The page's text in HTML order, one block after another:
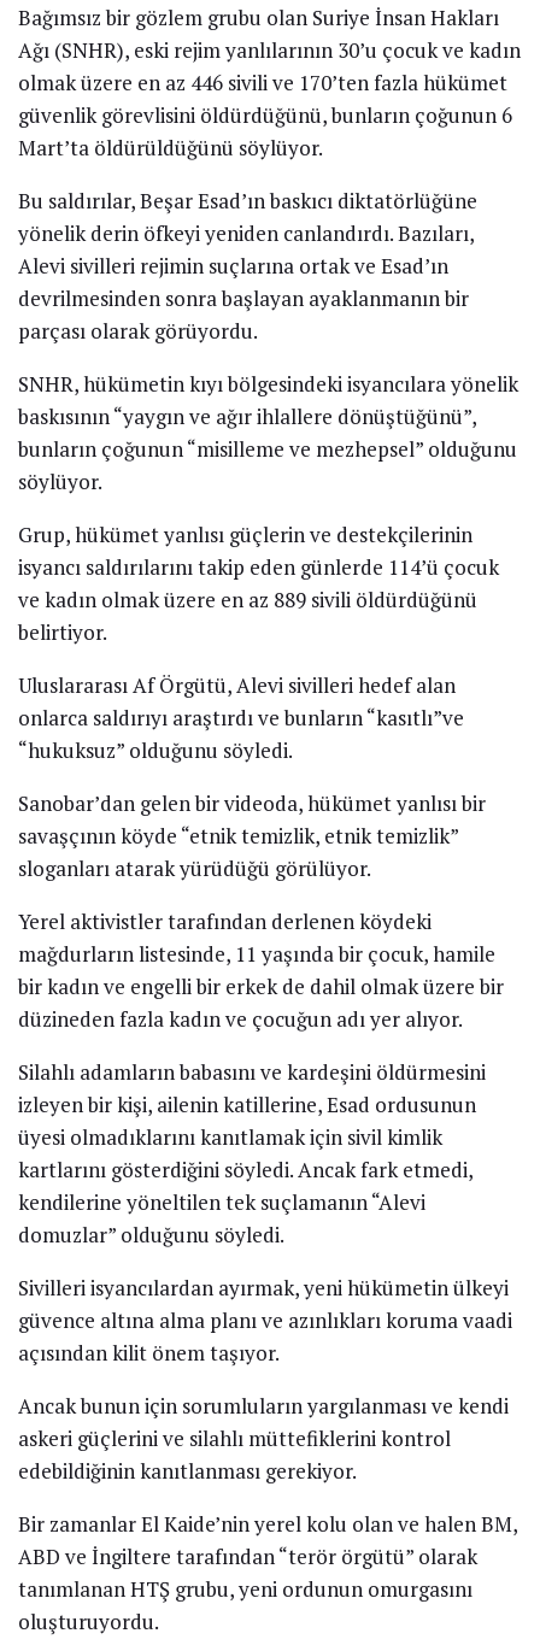
Bağımsız bir gözlem grubu olan Suriye İnsan Hakları
Ağı (SNHR), eski rejim yanlılarının 30’u çocuk ve kadın
olmak üzere en az 446 sivili ve 170’ten fazla hükümet
güvenlik görevlisini öldürdüğünü, bunların çoğunun 6
Mart’ta öldürüldüğünü söylüyor.
Bu saldırılar, Beşar Esad’ın baskıcı diktatörlüğüne
yönelik derin öfkeyi yeniden canlandırdı. Bazıları,
Alevi sivilleri rejimin suçlarına ortak ve Esad’ın
devrilmesinden sonra başlayan ayaklanmanın bir
parçası olarak görüyordu.
SNHR, hükümetin kıyı bölgesindeki isyancılara yönelik
baskısının “yaygın ve ağır ihlallere dönüştüğünü”,
bunların çoğunun “misilleme ve mezhepsel” olduğunu
söylüyor.
Grup, hükümet yanlısı güçlerin ve destekçilerinin
isyancı saldırılarını takip eden günlerde 114’ü çocuk
ve kadın olmak üzere en az 889 sivili öldürdüğünü
belirtiyor.
Uluslararası Af Örgütü, Alevi sivilleri hedef alan
onlarca saldırıyı araştırdı ve bunların “kasıtlı”ve
“hukuksuz” olduğunu söyledi.
Sanobar’dan gelen bir videoda, hükümet yanlısı bir
savaşçının köyde “etnik temizlik, etnik temizlik”
sloganları atarak yürüdüğü görülüyor.
Yerel aktivistler tarafından derlenen köydeki
mağdurların listesinde, 11 yaşında bir çocuk, hamile
bir kadın ve engelli bir erkek de dahil olmak üzere bir
düzineden fazla kadın ve çocuğun adı yer alıyor.
Silahlı adamların babasını ve kardeşini öldürmesini
izleyen bir kişi, ailenin katillerine, Esad ordusunun
üyesi olmadıklarını kanıtlamak için sivil kimlik
kartlarını gösterdiğini söyledi. Ancak fark etmedi,
kendilerine yöneltilen tek suçlamanın “Alevi
domuzlar” olduğunu söyledi.
Sivilleri isyancılardan ayırmak, yeni hükümetin ülkeyi
güvence altına alma planı ve azınlıkları koruma vaadi
açısından kilit önem taşıyor.
Ancak bunun için sorumluların yargılanması ve kendi
askeri güçlerini ve silahlı müttefiklerini kontrol
edebildiğinin kanıtlanması gerekiyor.
Bir zamanlar El Kaide’nin yerel kolu olan ve halen BM,
ABD ve İngiltere tarafından “terör örgütü” olarak
tanımlanan HTŞ grubu, yeni ordunun omurgasını
oluşturuyordu.